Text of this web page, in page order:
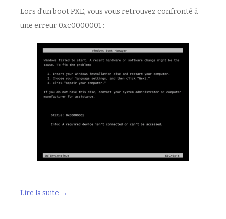
Lors d’un boot PXE, vous vous retrouvez confronté à
une erreur 0xc0000001 :
Lire la suite →